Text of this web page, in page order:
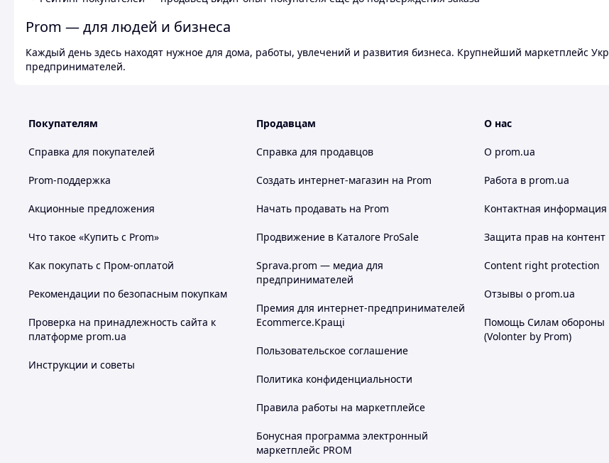
Prom — для людей и бизнеса
Каждый день здесь находят нужное для дома, работы, увлечений и развития бизнеса. Крупнейший маркетплейс
предпринимателей.
Покупателям
Справка для покупателей
Prom-поддержка
Акционные предложения
Что такое «Купить с Prom»
Как покупать с Пром-оплатой
Рекомендации по безопасным покупкам
Проверка на принадлежность сайта к
платформе prom.ua
Инструкции и советы
Продавцам
Справка для продавцов
Создать интернет-магазин на Prom
Начать продавать на Prom
Продвижение в Каталоге ProSale
Sprava.prom — медиа для
предпринимателей
Премия для интернет-предпринимателей
Ecommerce.Кращі
Пользовательское соглашение
Политика конфиденциальности
Правила работы на маркетплейсе
Бонусная программа электронный
маркетплейс PROM
О нас
О prom.ua
Работа в prom.ua
Контактная информация
Защита прав на контент
Content right protection
Отзывы о prom.ua
Помощь Силам обороны
(Volonter by Prom)